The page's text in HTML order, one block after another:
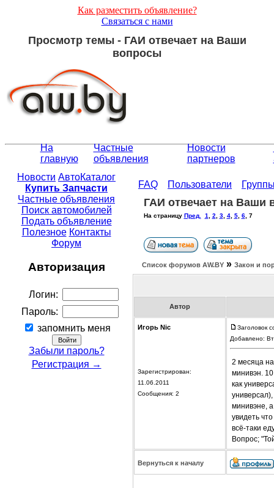
Как разместить объявление?
Связаться с нами
Просмотр темы - ГАИ отвечает на Ваши
вопросы
На
главную
Частные
объявления
Новости
партнеров
Новости АвтоКаталог
Купить Запчасти
Частные объявления
Поиск автомобилей
Подать объявление
Полезное Контакты
Форум
Авторизация
Логин:
Пароль:
запомнить меня
Забыли пароль?
Регистрация →
FAQ Пользователи
ГАИ отвечает на Ваши
На страницу Пред. 1 2 3, 4, 5, 6, 7
Список форумов АW.BY » Закон и
Автор
Игорь Nic
Зарегистрирован:
11.06.2011
Сообщения: 2
Заголовок
Добавлено:
2 месяца
минивэн.
как
минивэне,
увидеть
всё-таки
Вопрос;
Вернуться к началу